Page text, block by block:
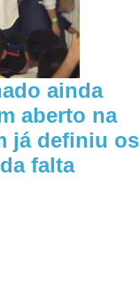
ainda
aberto na
já definiu os
falta